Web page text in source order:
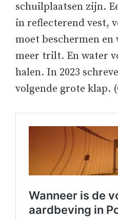
schuilplaatsen zijn.
in reflecterend vest,
moet beschermen
meer trilt. En water
halen. In 2023
volgende grote klap.